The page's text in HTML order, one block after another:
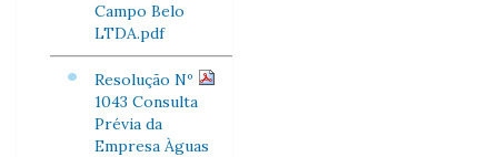
Campo Belo
LTDA.pdf
Resolução Nº
1043 Consulta
Prévia da
Empresa Àguas